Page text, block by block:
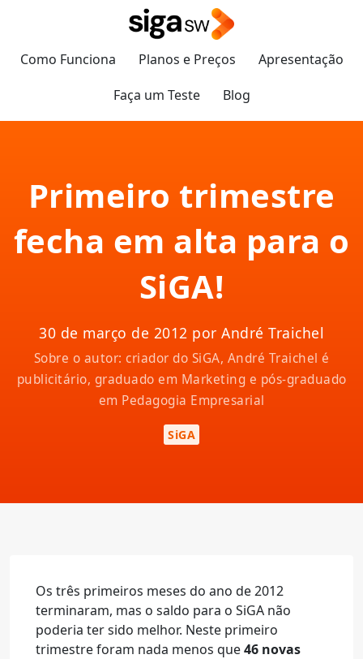
Como Funciona Planos e Preços
Apresentação
Faça um Teste
Blog
Primeiro trimestre
fecha em alta para o
SiGA!
30 de março de 2012 por André Traichel
Sobre o autor: criador do SiGA, André Traichel é
publicitário, graduado em Marketing e pós-graduado
em Pedagogia Empresarial
SiGA
Os três primeiros meses do ano de 2012
terminaram, mas o saldo para o SiGA não
poderia ter sido melhor. Neste primeiro
trimestre foram nada menos que46 novas